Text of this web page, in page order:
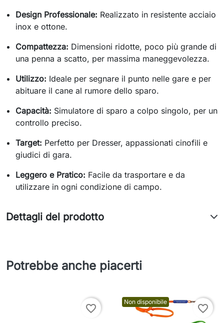
Design Professionale: Realizzato in resistente acciaio
inox e ottone.
Compattezza: Dimensioni ridotte, poco più grande di
una penna a scatto, per massima maneggevolezza.
Utilizzo: Ideale per segnare il punto nelle gare e per
abituare il cane al rumore dello sparo.
Capacità: Simulatore di sparo a colpo singolo, per un
controllo preciso.
Target: Perfetto per Dresser, appassionati cinofili e
giudici di gara.
Leggero e Pratico: Facile da trasportare e da
utilizzare in ogni condizione di campo.
Dettagli del prodotto
Potrebbe anche piacerti
favorite_border
Non disponibile
favorite_border